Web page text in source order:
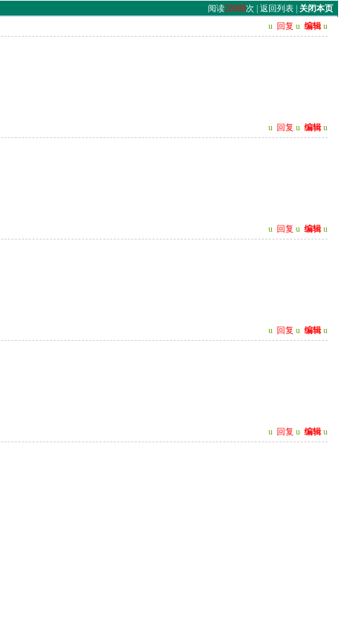
阅读28888次 | 返回列表| 关闭本页
u 回复 u 编辑 u
u 回复 u 编辑 u
u 回复 u 编辑 u
u 回复 u 编辑 u
u 回复 u 编辑 u